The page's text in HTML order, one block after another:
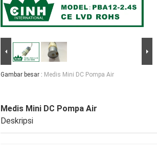
Gambar besar : Medis Mini DC Pompa Air
Medis Mini DC Pompa Air
Deskripsi